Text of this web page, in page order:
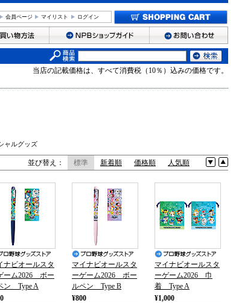
会員ページ マイリスト ログイン
当店の記載価格は、すべて消費税（10％）込みの価格です。
ャルグッズ
並び替え： 標準 新着順 価格順 人気順
ナビオールスタ
ーム2026 ボー
ン Type A
マイナビオールスタ
ーゲーム2026 ボー
ルペン Type B
¥800
マイナビオールスタ
ーゲーム2026 巾
着 Type A
¥1,000